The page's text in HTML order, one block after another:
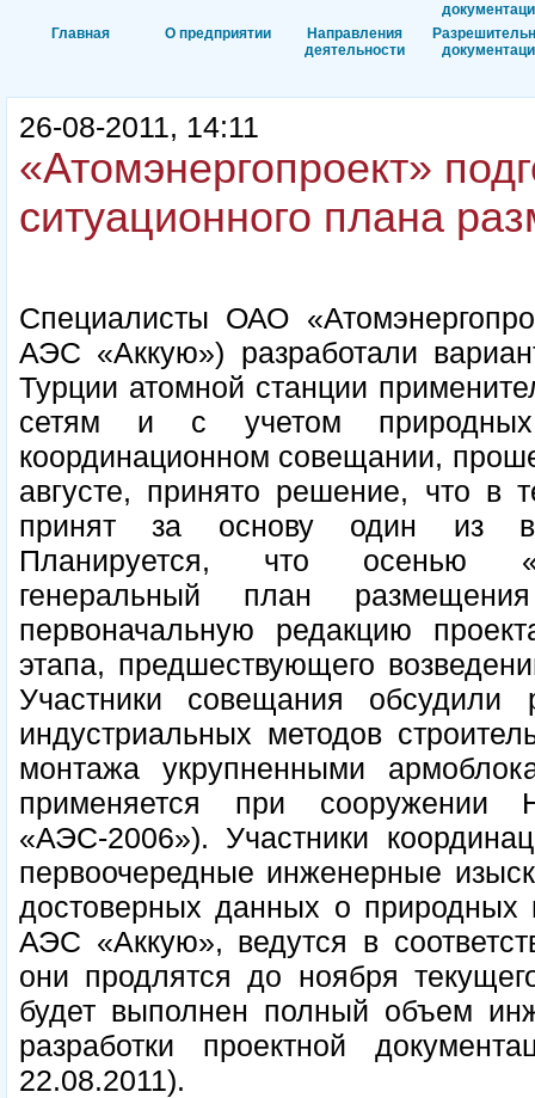
Главная О предприятии
Направления
деятельности
26-08-2011, 14:11
«Атомэнергопроект»
ситуационного плана
Специалисты ОАО
АЭС «Аккую») разработали
Турции атомной станции
сетям и с учетом
координационном совещании,
августе, принято решение, что в
принят за основу один из
Планируется, что осенью
генеральный план
первоначальную редакцию
этапа, предшествующего
Участники совещания обсудили
индустриальных методов
монтажа укрупненными
применяется при сооружении
«АЭС-2006»). Участники
первоочередные инженерные
достоверных данных о природных
АЭС «Аккую», ведутся в
они продлятся до ноября
будет выполнен полный объем
разработки проектной
22.08.2011).